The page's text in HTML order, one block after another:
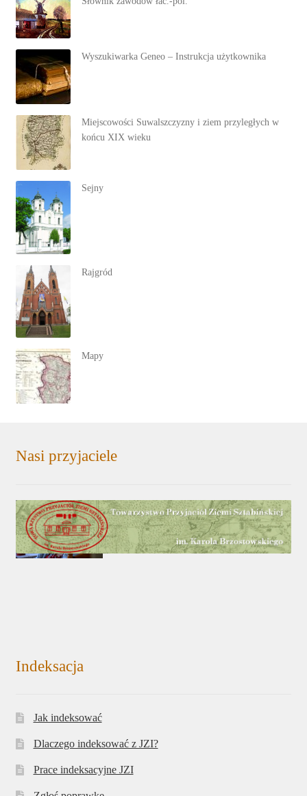
Wyszukiwarka Geneo – Instrukcja użytkownika
Miejscowości Suwalszczyzny i ziem przyległych w
końcu XIX wieku
Sejny
Rajgród
Mapy
Nasi przyjaciele
Indeksacja
Jak indeksować
Dlaczego indeksować z JZI?
Prace indeksacyjne JZI